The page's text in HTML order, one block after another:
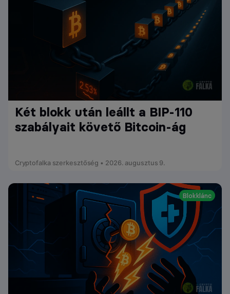
Két blokk után leállt a BIP-110
szabályait követő Bitcoin-ág
Cryptofalka szerkesztőség • 2026. augusztus 9.
Blokklánc